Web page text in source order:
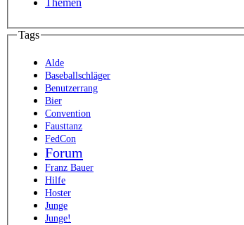
Tags
Alde
Baseballschläger
Benutzerrang
Bier
Convention
Fausttanz
FedCon
Forum
Franz Bauer
Hilfe
Hoster
Junge
Junge!